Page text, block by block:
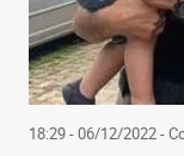
18:29 - 06/12/2022-